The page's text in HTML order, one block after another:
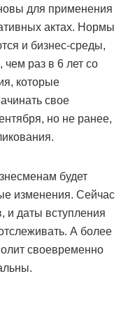
для применения
актах. Нормы
и бизнес-среды,
раз в 6 лет со
которые
свое
но не ранее,
будет
изменения. Сейчас
и даты вступления
А более
своевременно